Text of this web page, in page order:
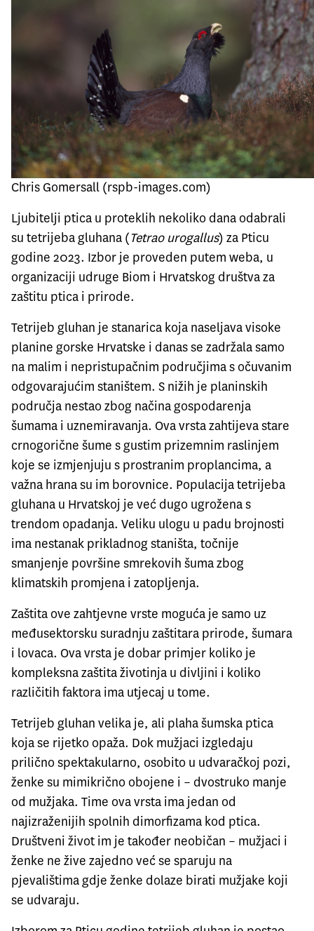
Chris Gomersall (rspb-images.com)
Ljubitelji ptica u proteklih nekoliko dana odabrali
su tetrijeba gluhana (Tetrao urogallus) za Pticu
godine 2023. Izbor je proveden putem weba, u
organizaciji udruge Biom i Hrvatskog društva za
zaštitu ptica i prirode.
Tetrijeb gluhan je stanarica koja naseljava visoke
planine gorske Hrvatske i danas se zadržala samo
na malim i nepristupačnim područjima s očuvanim
odgovarajućim staništem. S nižih je planinskih
područja nestao zbog načina gospodarenja
šumama i uznemiravanja. Ova vrsta zahtijeva stare
crnogorične šume s gustim prizemnim raslinjem
koje se izmjenjuju s prostranim proplancima, a
važna hrana su im borovnice. Populacija tetrijeba
gluhana u Hrvatskoj je već dugo ugrožena s
trendom opadanja. Veliku ulogu u padu brojnosti
ima nestanak prikladnog staništa, točnije
smanjenje površine smrekovih šuma zbog
klimatskih promjena i zatopljenja.
Zaštita ove zahtjevne vrste moguća je samo uz
međusektorsku suradnju zaštitara prirode, šumara
i lovaca. Ova vrsta je dobar primjer koliko je
kompleksna zaštita životinja u divljini i koliko
različitih faktora ima utjecaj u tome.
Tetrijeb gluhan velika je, ali plaha šumska ptica
koja se rijetko opaža. Dok mužjaci izgledaju
prilično spektakularno, osobito u udvaračkoj pozi,
ženke su mimikrično obojene i – dvostruko manje
od mužjaka. Time ova vrsta ima jedan od
najizraženijih spolnih dimorfizama kod ptica.
Društveni život im je također neobičan – mužjaci i
ženke ne žive zajedno već se sparuju na
pjevalištima gdje ženke dolaze birati mužjake koji
se udvaraju.